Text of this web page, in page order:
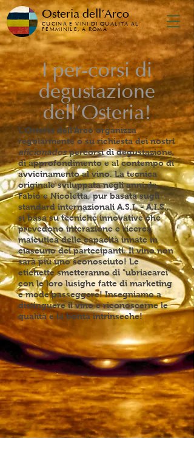
Osteria dell'Arco
CUCINA E VINI DI QUALITÀ AL
FEMMINILE, A ROMA
I per-corsi di
degustazione
dell'Osteria!
L'Osteria dell'Arco organizza
regolarmente o su richiesta dei nostri
aficionadospercorsi di degustazione,
di approfondimento e al contempo di
avvicinamento al vino. La tecnica
originale sviluppata negli anni da
Fabio e Nicoletta, pur basata sugli
standard internazionali A.S.I. - A.I.S.,
si basa su tecniche innovative che
prevedono interazione e ricerca
maieutica delle capacità innate in
ciascuno dei partecipanti. Il vino non
sarà più uno sconosciuto! Le
etichette smetteranno di "ubriacarci"
con le loro lusighe fatte di marketing
e mode passeggere! Insegniamo a
distinguere il vino e riconoscerne le
qualità e la bontà intrinseche!